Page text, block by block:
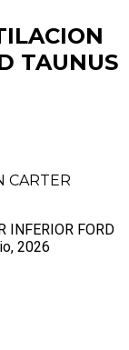
TAUNUS
CARTER
INFERIOR FORD
2026